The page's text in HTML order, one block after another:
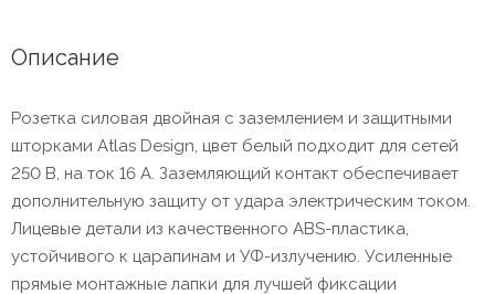
Описание
Розетка силовая двойная с заземлением и защитными
шторками Atlas Design, цвет белый подходит для сетей
250 В, на ток 16 А. Заземляющий контакт обеспечивает
дополнительную защиту от удара электрическим током.
Лицевые детали из качественного ABS-пластика,
устойчивого к царапинам и УФ-излучению. Усиленные
прямые монтажные лапки для лучшей фиксации